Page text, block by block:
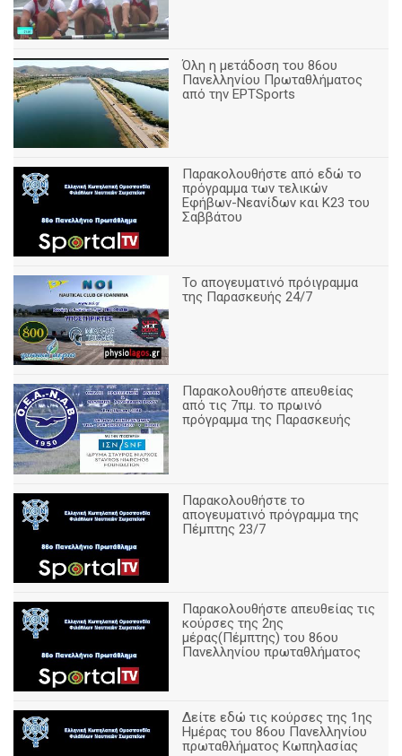
Όλη η μετάδοση του 86ου
Πανελληνίου Πρωταθλήματος
από την ΕΡΤSports
Παρακολουθήστε από εδώ το
πρόγραμμα των τελικών
Εφήβων-Νεανίδων και Κ23 του
Σαββάτου
Το απογευματινό πρόιγραμμα
της Παρασκευής 24/7
Παρακολουθήστε απευθείας
από τις 7πμ. το πρωινό
πρόγραμμα της Παρασκευής
Παρακολουθήστε το
απογευματινό πρόγραμμα της
Πέμπτης 23/7
Παρακολουθήστε απευθείας τις
κούρσες της 2ης
μέρας(Πέμπτης) του 86ου
Πανελληνίου πρωταθλήματος
Δείτε εδώ τις κούρσες της 1ης
Ημέρας του 86ου Πανελληνίου
πρωταθλήματος Κωπηλασίας